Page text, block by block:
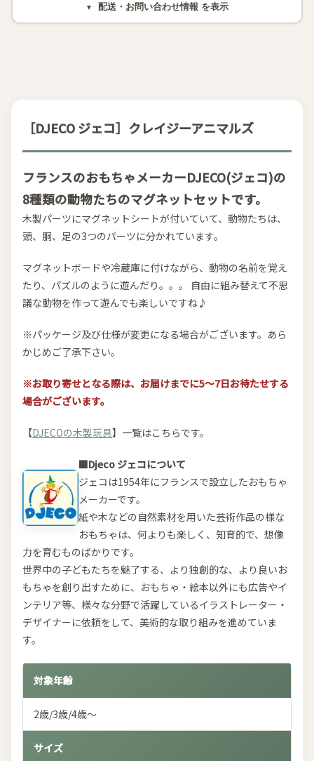
配送・お問い合わせ情報
［DJECO ジェコ］クレイジーアニマルズ
フランスのおもちゃメーカーDJECO(ジェコ)の
8種類の動物たちのマグネットセットです。
木製パーツにマグネットシートが付いていて、動物たちは、
頭、胴、足の3つのパーツに分かれています。
マグネットボードや冷蔵庫に付けながら、動物の名前を覚え
たり、パズルのように遊んだり。。。 自由に組み替えて不思
議な動物を作って遊んでも楽しいですね♪
※パッケージ及び仕様が変更になる場合がございます。あら
かじめご了承下さい。
※お取り寄せとなる際は、お届けまでに5～7日お待たせする
場合がございます。
【DJECOの木製玩具】一覧はこちらです。
■Djeco ジェコについて
ジェコは1954年にフランスで設立したおもちゃ
メーカーです。
紙や木などの自然素材を用いた芸術作品の様な
おもちゃは、何よりも楽しく、知育的で、想像
力を育むものばかりです。
世界中の子どもたちを魅了する、より独創的な、より良いお
もちゃを創り出すために、おもちゃ・絵本以外にも広告やイ
ンテリア等、様々な分野で活躍しているイラストレーター・
デザイナーに依頼をして、美術的な取り組みを進めていま
す。
対象年齢
2歳/3歳/4歳～
サイズ